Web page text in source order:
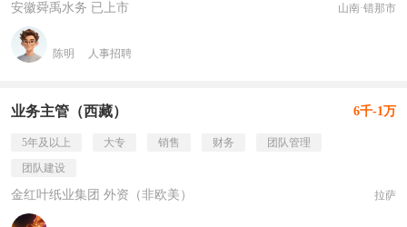
安徽舜禹水务 已上市 山南·错那市
陈明 人事招聘
业务主管（西藏） 6千-1万
5年及以上 大专 销售 财务
团队管理
团队建设
金红叶纸业集团 外资（非欧美） 拉萨